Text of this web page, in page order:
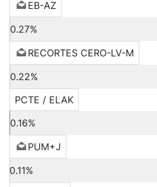
EB-AZ
0.27%
RECORTES CERO-LV-M
0.22%
PCTE / ELAK
0.16%
PUM+J
0.11%